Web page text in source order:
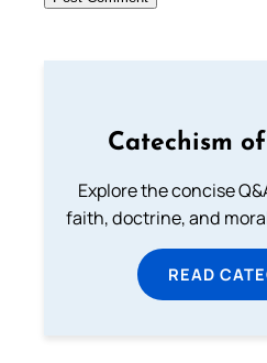
Catechism
Explore the concise
faith, doctrine, and
READ